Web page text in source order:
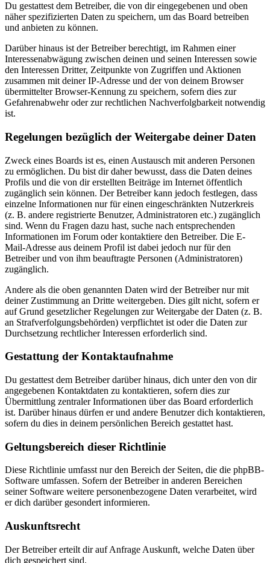
Du gestattest dem Betreiber, die von dir eingegebenen und oben
näher spezifizierten Daten zu speichern, um das Board betreiben
und anbieten zu können.
Darüber hinaus ist der Betreiber berechtigt, im Rahmen einer
Interessenabwägung zwischen deinen und seinen Interessen sowie
den Interessen Dritter, Zeitpunkte von Zugriffen und Aktionen
zusammen mit deiner IP-Adresse und der von deinem Browser
übermittelter Browser-Kennung zu speichern, sofern dies zur
Gefahrenabwehr oder zur rechtlichen Nachverfolgbarkeit notwendig
ist.
Regelungen bezüglich der Weitergabe deiner Daten
Zweck eines Boards ist es, einen Austausch mit anderen Personen
zu ermöglichen. Du bist dir daher bewusst, dass die Daten deines
Profils und die von dir erstellten Beiträge im Internet öffentlich
zugänglich sein können. Der Betreiber kann jedoch festlegen, dass
einzelne Informationen nur für einen eingeschränkten Nutzerkreis
(z. B. andere registrierte Benutzer, Administratoren etc.) zugänglich
sind. Wenn du Fragen dazu hast, suche nach entsprechenden
Informationen im Forum oder kontaktiere den Betreiber. Die E-
Mail-Adresse aus deinem Profil ist dabei jedoch nur für den
Betreiber und von ihm beauftragte Personen (Administratoren)
zugänglich.
Andere als die oben genannten Daten wird der Betreiber nur mit
deiner Zustimmung an Dritte weitergeben. Dies gilt nicht, sofern er
auf Grund gesetzlicher Regelungen zur Weitergabe der Daten (z. B.
an Strafverfolgungsbehörden) verpflichtet ist oder die Daten zur
Durchsetzung rechtlicher Interessen erforderlich sind.
Gestattung der Kontaktaufnahme
Du gestattest dem Betreiber darüber hinaus, dich unter den von dir
angegebenen Kontaktdaten zu kontaktieren, sofern dies zur
Übermittlung zentraler Informationen über das Board erforderlich
ist. Darüber hinaus dürfen er und andere Benutzer dich kontaktieren,
sofern du dies in deinem persönlichen Bereich gestattet hast.
Geltungsbereich dieser Richtlinie
Diese Richtlinie umfasst nur den Bereich der Seiten, die die phpBB-
Software umfassen. Sofern der Betreiber in anderen Bereichen
seiner Software weitere personenbezogene Daten verarbeitet, wird
er dich darüber gesondert informieren.
Auskunftsrecht
Der Betreiber erteilt dir auf Anfrage Auskunft, welche Daten über
dich gespeichert sind.